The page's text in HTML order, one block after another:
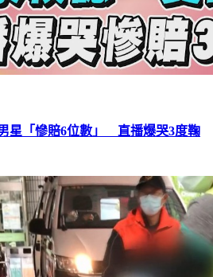
星「慘賠6位數」 直播爆哭3度鞠